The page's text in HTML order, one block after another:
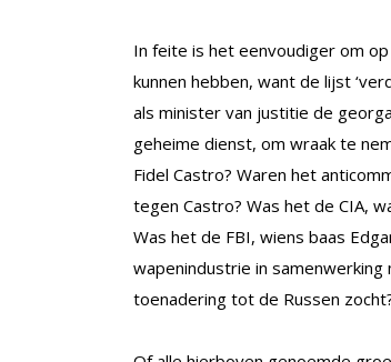
In feite is het eenvoudiger om
kunnen hebben, want de lijst
als minister van justitie de
geheime dienst, om wraak te
Fidel Castro? Waren het
tegen Castro? Was het de CIA,
Was het de FBI, wiens baas
wapenindustrie in
toenadering tot de Russen